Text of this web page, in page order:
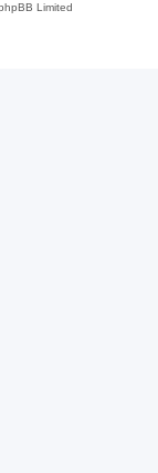
Limited